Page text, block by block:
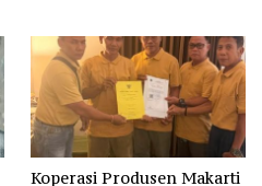
Koperasi Produsen Makarti